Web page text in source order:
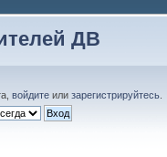
ДВ
войдите или зарегистрируйтесь